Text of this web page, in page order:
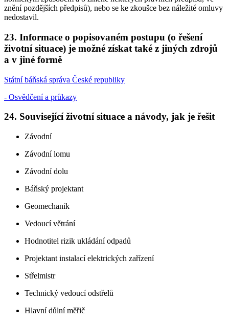
znění pozdějších předpisů), nebo se ke zkoušce bez náležité omluvy
nedostavil.
23. Informace o popisovaném postupu (o řešení
životní situace) je možné získat také z jiných zdrojů
a v jiné formě
Státní báňská správa České republiky
- Osvědčení a průkazy
24. Související životní situace a návody, jak je řešit
Závodní
Závodní lomu
Závodní dolu
Báňský projektant
Geomechanik
Vedoucí větrání
Hodnotitel rizik ukládání odpadů
Projektant instalací elektrických zařízení
Střelmistr
Technický vedoucí odstřelů
Hlavní důlní měřič